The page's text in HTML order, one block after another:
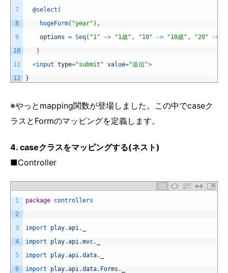
7
8
9
10
11
12
@select (
hogeForm( "year" ) ,
options = Seq( "1" -> "1歳" , "10" -> "10歳" , "20" ->
)
<input type="submit" value="送信">
}
※やっとmapping関数が登場しました。この中でcaseク
ラスとFormのマッピングを定義します。
4. caseクラスをマッピングする(ネスト)
■Controller
1
2
3
4
5
6
package controllers
import play.api .
import play.api .mvc.
import play.api .data.
import play.api .data. Forms .